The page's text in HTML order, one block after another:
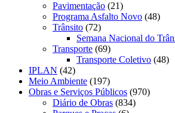
Pavimentação (21)
Programa Asfalto Novo (48)
Trânsito (72)
Semana Nacional do
Transporte (69)
Transporte Coletivo (48)
IPLAN (42)
Meio Ambiente (197)
Obras e Serviços Públicos (970)
Diário de Obras (834)